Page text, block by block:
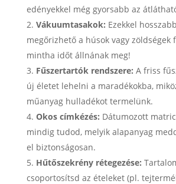
edényekkel még gyorsabb az
Vákuumtasakok: Ezekkel
megőrizhető a húsok vagy zöldségek
mintha időt állnának meg!
Fűszertartók rendszere: A friss
új életet lehelni a maradékokba,
műanyag hulladékot termelünk.
Okos címkézés: Dátumozott
mindig tudod, melyik alapanyag
el biztonságosan.
Hűtőszekrény rétegezése:
csoportosítsd az ételeket (pl.